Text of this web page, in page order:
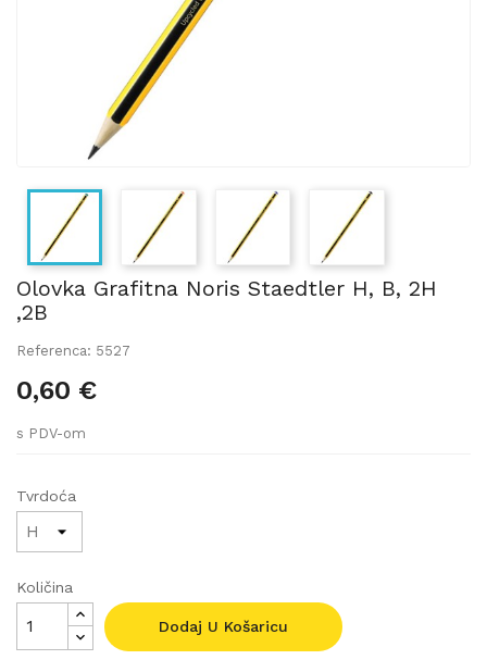
Olovka Grafitna Noris Staedtler H, B, 2H
,2B
Referenca: 5527
0,60 €
s PDV-om
Tvrdoća
Količina
Dodaj U Košaricu